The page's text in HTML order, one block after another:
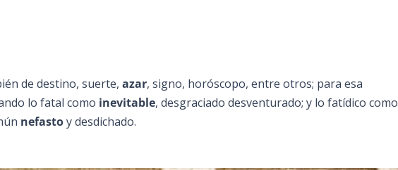
de destino, suerte, azar, signo, horóscopo, entre otros; para esa
lo fatal como inevitable, desgraciado desventurado; y lo fatídico como
nefastoy desdichado.